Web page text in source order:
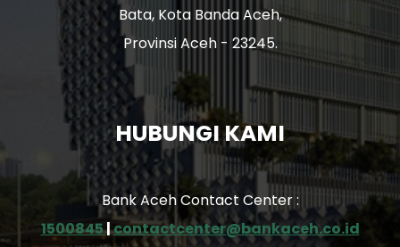
Bata, Kota Banda Aceh,
Provinsi Aceh - 23245.
HUBUNGI KAMI
Bank Aceh Contact Center :
1500845|contactcenter@bankaceh.co.id